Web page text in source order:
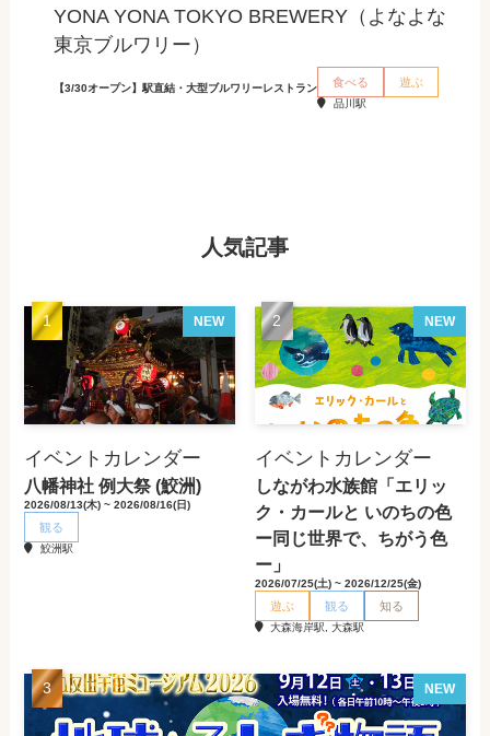
YONA YONA TOKYO BREWERY（よなよな
東京ブルワリー）
【3/30オープン】駅直結・大型ブルワリーレストラン 食べる 遊ぶ
品川駅
人気記事
NEW
イベントカレンダー
八幡神社 例大祭 (鮫洲)
2026/08/13(木) ~ 2026/08/16(日)
観る
鮫洲駅
NEW
イベントカレンダー
しながわ水族館「エリッ
ク・カールと いのちの色
ー同じ世界で、ちがう色
ー」
2026/07/25(土) ~ 2026/12/25(金)
遊ぶ 観る 知る
大森海岸駅, 大森駅
NEW